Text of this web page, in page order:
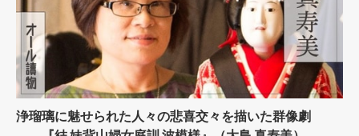
浄瑠璃に魅せられた人々の悲喜交々を描いた群像劇